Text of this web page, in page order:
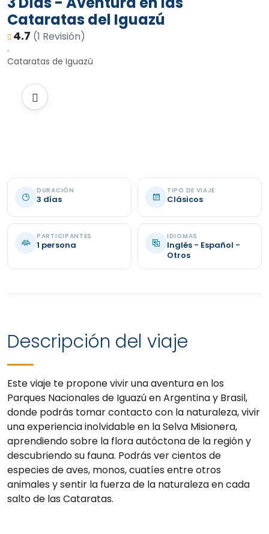
Cataratas del Iguazú
4.7 (1 Revisión)
Cataratas de Iguazú
DURACIÓN
3 días
TIPO DE VIAJE
Clásicos
PARTICIPANTES
1 persona
IDIOMAS
Inglés - Español -
Otros
Descripción del viaje
Este viaje te propone vivir una aventura en los
Parques Nacionales de Iguazú en Argentina y Brasil,
donde podrás tomar contacto con la naturaleza, vivir
una experiencia inolvidable en la Selva Misionera,
aprendiendo sobre la flora autóctona de la región y
descubriendo su fauna. Podrás ver cientos de
especies de aves, monos, cuatíes entre otros
animales y sentir la fuerza de la naturaleza en cada
salto de las Cataratas.